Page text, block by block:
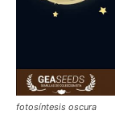
fotosíntesis oscura